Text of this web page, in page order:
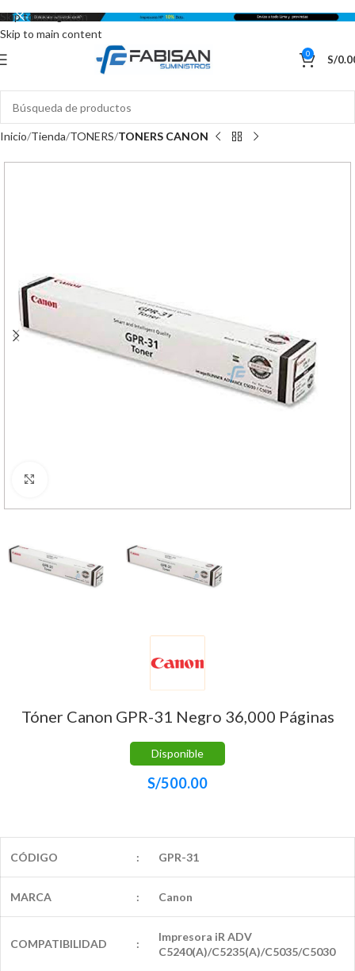
Skip to navigation
Skip to main content
0 S/
Inicio Tienda TONERS TONERS CANON
Tóner Canon GPR-31 Negro 36,000 Páginas
Disponible
S/500.00
CÓDIGO : GPR-31
MARCA : Canon
COMPATIBILIDAD :
Impresora iR ADV
C5240(A)/C5235(A)/C5035/C5030